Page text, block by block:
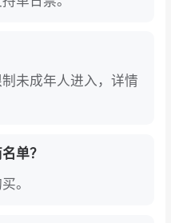
Corporation、NI
500余家参展企业，
含展位号、联系方
）的
未成年人进入，详情
单？
。